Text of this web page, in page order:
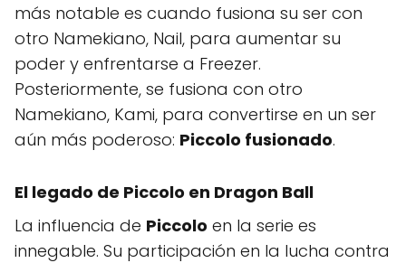
más notable es cuando fusiona su ser con
otro Namekiano, Nail, para aumentar su
poder y enfrentarse a Freezer.
Posteriormente, se fusiona con otro
Namekiano, Kami, para convertirse en un ser
aún más poderoso: Piccolo fusionado.
El legado de Piccolo en Dragon Ball
La influencia de Piccolo en la serie es
innegable. Su participación en la lucha contra